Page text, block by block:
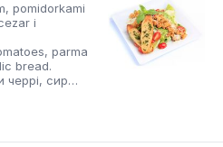
pomidorkami
i
parma
bread.
черрі, сир